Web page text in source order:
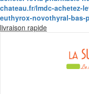
chateau.fr/lmdc-achetez-
euthyrox-novothyral-bas-
livraison rapideSkip